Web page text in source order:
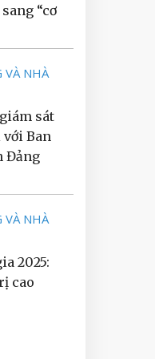
“cơ
VÀ NHÀ
sát
với Ban
Đảng
VÀ NHÀ
2025:
cao